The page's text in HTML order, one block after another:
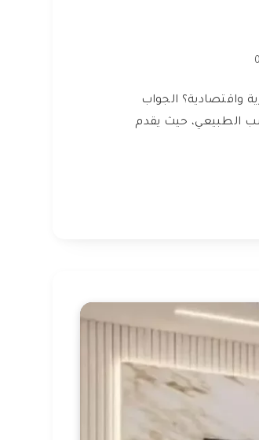
0
واقتصادية؟ الجواب
الطبيعي، حيث يقدم